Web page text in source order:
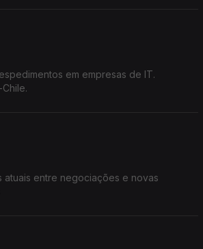
em empresas de IT.
atuais entre negociações e novas